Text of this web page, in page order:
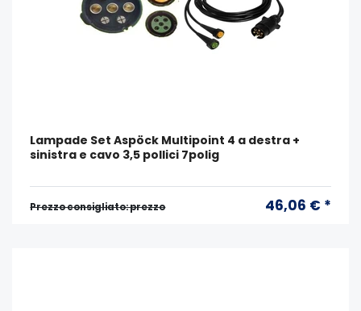
Lampade Set Aspöck Multipoint 4 a destra +
sinistra e cavo 3,5 pollici 7polig
Prezzo consigliato: prezzo 46,06 € *